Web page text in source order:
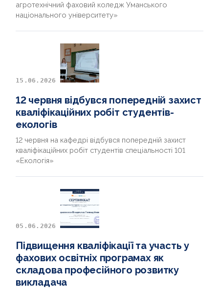
агротехнічний фаховий коледж Уманського
національного університету»
15.06.2026
12 червня відбувся попередній захист
кваліфікаційних робіт студентів-
екологів
12 червня на кафедрі відбувся попередній захист
кваліфікаційних робіт студентів спеціальності 101
«Екологія»
05.06.2026
Підвищення кваліфікації та участь у
фахових освітніх програмах як
складова професійного розвитку
викладача